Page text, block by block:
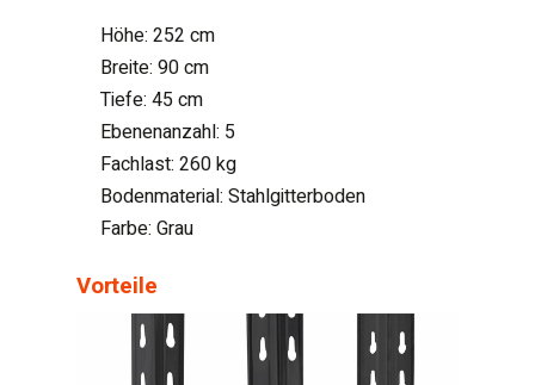
Höhe: 252 cm
Breite: 90 cm
Tiefe: 45 cm
Ebenenanzahl: 5
Fachlast: 260 kg
Bodenmaterial: Stahlgitterboden
Farbe: Grau
Vorteile